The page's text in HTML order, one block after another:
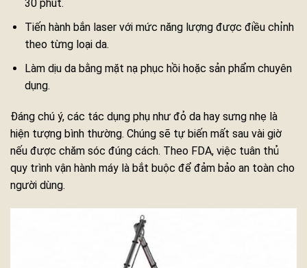
30 phút.
Tiến hành bắn laser với mức năng lượng được điều chỉnh
theo từng loại da.
Làm dịu da bằng mặt nạ phục hồi hoặc sản phẩm chuyên
dụng.
Đáng chú ý, các tác dụng phụ như đỏ da hay sưng nhẹ là
hiện tượng bình thường. Chúng sẽ tự biến mất sau vài giờ
nếu được chăm sóc đúng cách. Theo FDA, việc tuân thủ
quy trình vận hành máy là bắt buộc để đảm bảo an toàn cho
người dùng.